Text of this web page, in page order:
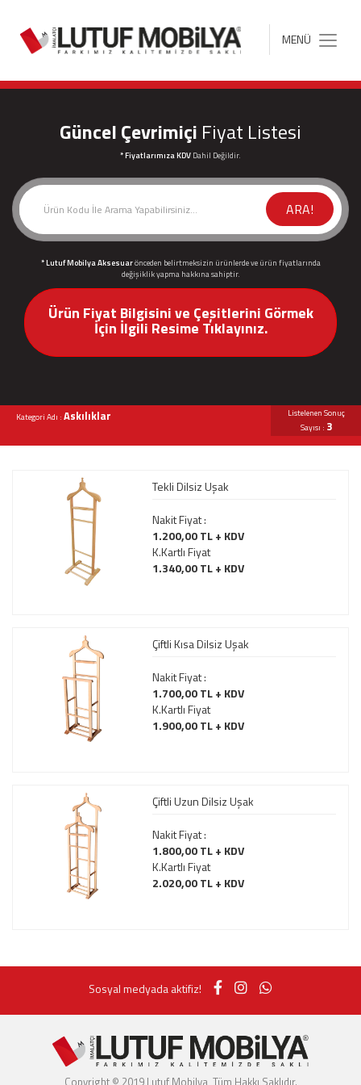
MENÜ
Güncel Çevrimiçi Fiyat Listesi
* Fiyatlarımıza KDV Dahil Değildir.
ARA!
* Lutuf Mobilya Aksesuarönceden belirtmeksizin ürünlerde ve ürün fiyatlarında
değişiklik yapma hakkına sahiptir.
Ürün Fiyat Bilgisini ve Çeşitlerini Görmek
İçin İlgili Resime Tıklayınız.
Kategori Adı : Askılıklar
Listelenen Sonuç
Sayısı : 3
Tekli Dilsiz Uşak
Nakit Fiyat :
1.200,00 TL + KDV
K.Kartlı Fiyat
1.340,00 TL + KDV
Çiftli Kısa Dilsiz Uşak
Nakit Fiyat :
1.700,00 TL + KDV
K.Kartlı Fiyat
1.900,00 TL + KDV
Çiftli Uzun Dilsiz Uşak
Nakit Fiyat :
1.800,00 TL + KDV
K.Kartlı Fiyat
2.020,00 TL + KDV
Sosyal medyada aktifiz!
Copyright © 2019 Lutuf Mobilya, Tüm Hakkı Saklıdır.